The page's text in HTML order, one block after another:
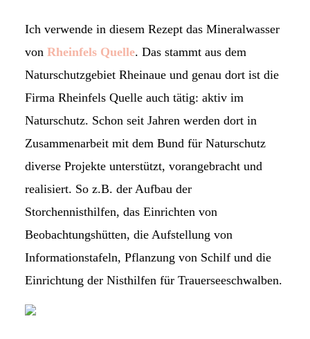
Ich verwende in diesem Rezept das Mineralwasser
vonRheinfels Quelle. Das stammt aus dem
Naturschutzgebiet Rheinaue und genau dort ist die
Firma Rheinfels Quelle auch tätig: aktiv im
Naturschutz. Schon seit Jahren werden dort in
Zusammenarbeit mit dem Bund für Naturschutz
diverse Projekte unterstützt, vorangebracht und
realisiert. So z.B. der Aufbau der
Storchennisthilfen, das Einrichten von
Beobachtungshütten, die Aufstellung von
Informationstafeln, Pflanzung von Schilf und die
Einrichtung der Nisthilfen für Trauerseeschwalben.